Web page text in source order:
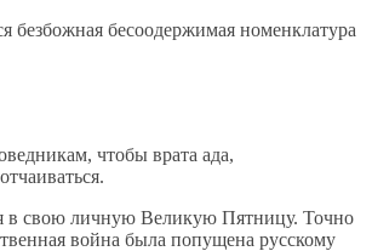
безбожная бесоодержимая номенклатура
чтобы врата ада,
в свою личную Великую Пятницу. Точно
война была попущена русскому